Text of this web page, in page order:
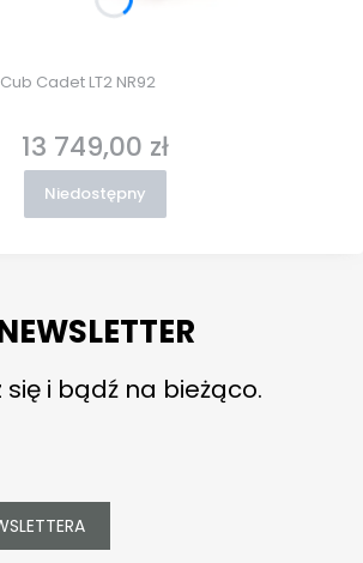
Cadet LT2 NR92
Cena
13 749,00 zł
Niedostępny
się i bądź na bieżąco.